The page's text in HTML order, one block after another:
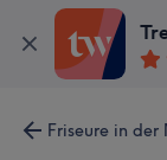
Friseure in der